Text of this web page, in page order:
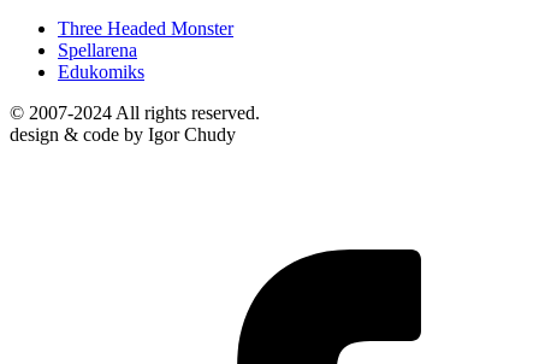
Three Headed Monster
Spellarena
Edukomiks
© 2007-2024 All rights reserved.
design & code by Igor Chudy